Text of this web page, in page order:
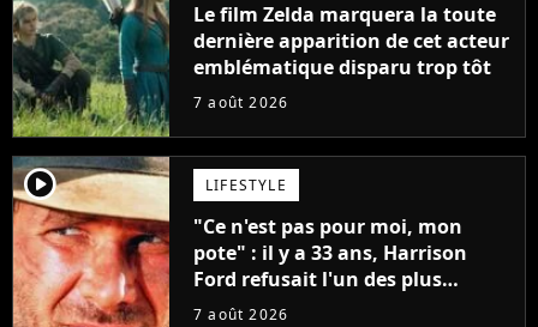
Le film Zelda marquera la toute
dernière apparition de cet acteur
emblématique disparu trop tôt
7 août 2026
player2 LIFESTYLE
"Ce n'est pas pour moi, mon
pote" : il y a 33 ans, Harrison
Ford refusait l'un des plus
grands succès de tous les temps
7 août 2026